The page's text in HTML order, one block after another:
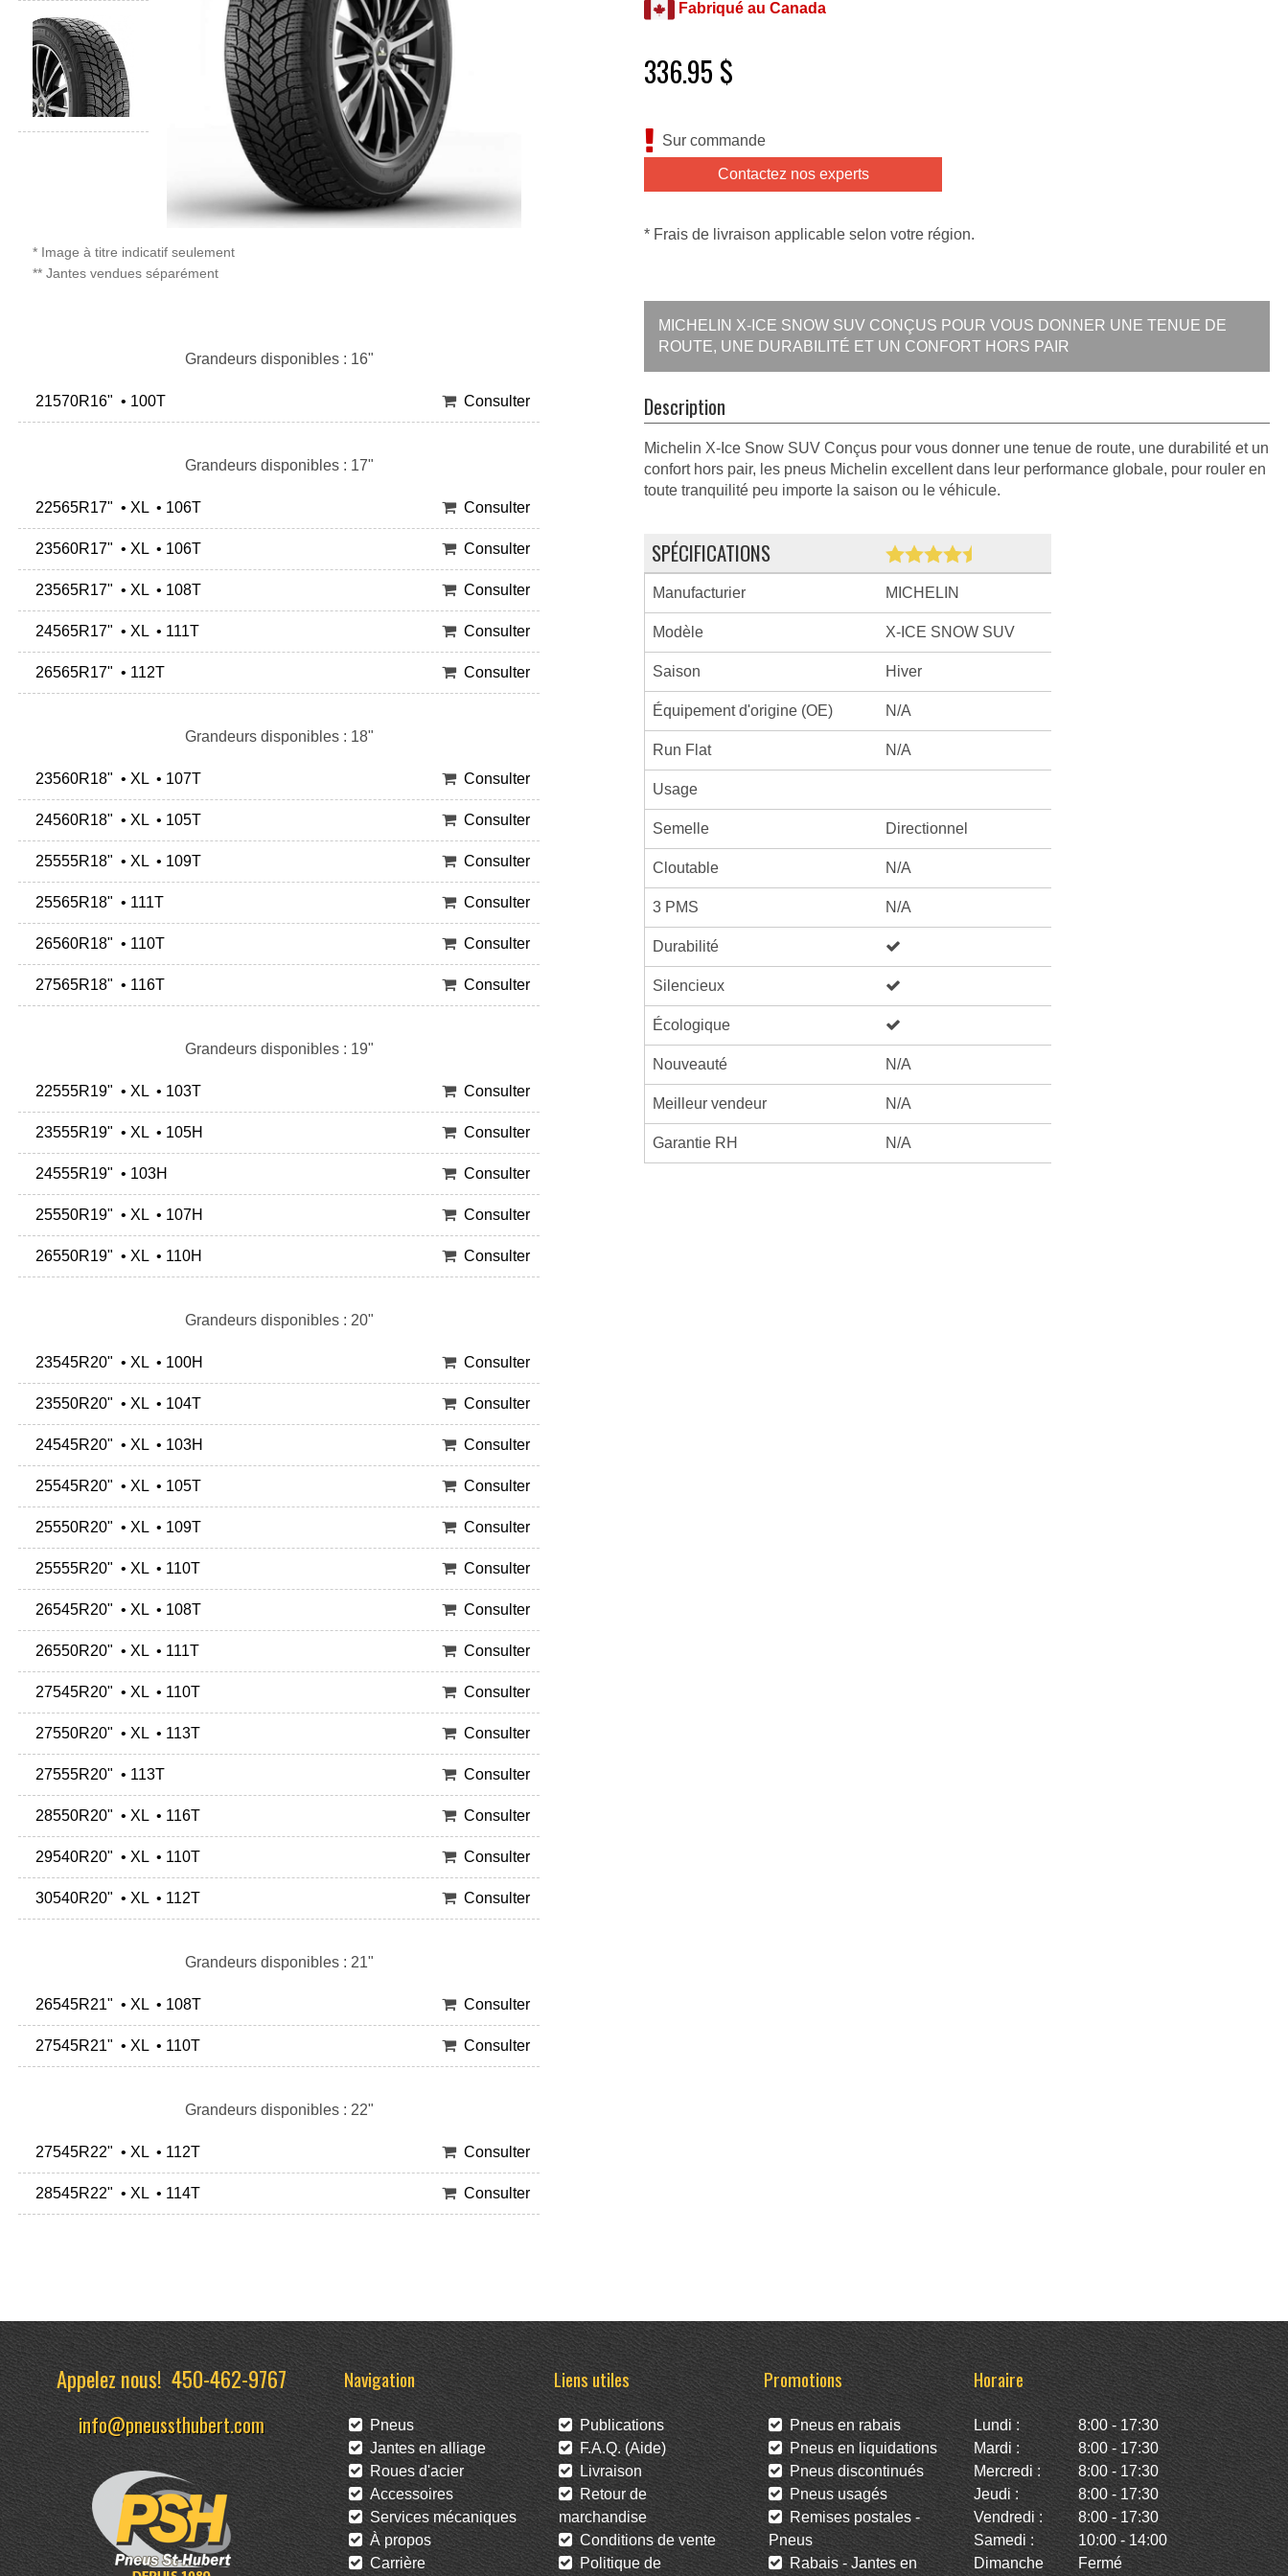
* Image à titre indicatif seulement
** Jantes vendues séparément
Grandeurs disponibles : 16"
21570R16" • 100T Consulter
Grandeurs disponibles : 17"
22565R17" • XL • 106T Consulter
23560R17" • XL • 106T Consulter
23565R17" • XL • 108T Consulter
24565R17" • XL • 111T Consulter
26565R17" • 112T Consulter
Grandeurs disponibles : 18"
23560R18" • XL • 107T Consulter
24560R18" • XL • 105T Consulter
25555R18" • XL • 109T Consulter
25565R18" • 111T Consulter
26560R18" • 110T Consulter
27565R18" • 116T Consulter
Grandeurs disponibles : 19"
22555R19" • XL • 103T Consulter
23555R19" • XL • 105H Consulter
24555R19" • 103H Consulter
25550R19" • XL • 107H Consulter
26550R19" • XL • 110H Consulter
Grandeurs disponibles : 20"
23545R20" • XL • 100H Consulter
23550R20" • XL • 104T Consulter
24545R20" • XL • 103H Consulter
25545R20" • XL • 105T Consulter
25550R20" • XL • 109T Consulter
25555R20" • XL • 110T Consulter
26545R20" • XL • 108T Consulter
26550R20" • XL • 111T Consulter
27545R20" • XL • 110T Consulter
27550R20" • XL • 113T Consulter
27555R20" • 113T Consulter
28550R20" • XL • 116T Consulter
29540R20" • XL • 110T Consulter
30540R20" • XL • 112T Consulter
Grandeurs disponibles : 21"
26545R21" • XL • 108T Consulter
27545R21" • XL • 110T Consulter
Grandeurs disponibles : 22"
27545R22" • XL • 112T Consulter
28545R22" • XL • 114T Consulter
Fabriqué au Canada
336.95 $
Sur commande
Contactez nos experts
* Frais de livraison applicable selon votre région.
MICHELIN X-ICE SNOW SUV CONÇUS POUR VOUS DONNER UNE TENUE DE
ROUTE, UNE DURABILITÉ ET UN CONFORT HORS PAIR
Description
Michelin X-Ice Snow SUV Conçus pour vous donner une tenue de route, une durabilité et un
confort hors pair, les pneus Michelin excellent dans leur performance globale, pour rouler en
toute tranquilité peu importe la saison ou le véhicule.
SPÉCIFICATIONS
Manufacturier MICHELIN
Modèle X-ICE SNOW SUV
Saison Hiver
Équipement d'origine (OE) N/A
Run Flat N/A
Usage
Semelle Directionnel
Cloutable N/A
3 PMS N/A
Durabilité
Silencieux
Écologique
Nouveauté N/A
Meilleur vendeur N/A
Garantie RH N/A
Appelez nous!450-462-9767
info@pneussthubert.com
Navigation
Pneus
Jantes en alliage
Roues d'acier
Accessoires
Services mécaniques
À propos
Carrière
Liens utiles
Publications
F.A.Q. (Aide)
Livraison
Retour de
marchandise
Conditions de vente
Politique de
Promotions
Pneus en rabais
Pneus en liquidations
Pneus discontinués
Pneus usagés
Remises postales -
Pneus
Rabais - Jantes en
Horaire
Lundi :
8:00 - 17:30
Mardi :
8:00 - 17:30
Mercredi :
8:00 - 17:30
Jeudi :
8:00 - 17:30
Vendredi :
8:00 - 17:30
Samedi :
10:00 - 14:00
Dimanche
Fermé